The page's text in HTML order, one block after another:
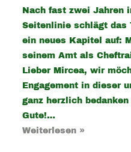
Nach fast zwei Jahren
Seitenlinie schlägt das
ein neues Kapitel auf:
seinem Amt als
Lieber Mircea, wir
Engagement in dieser
ganz herzlich
Gute!…
Weiterlesen »